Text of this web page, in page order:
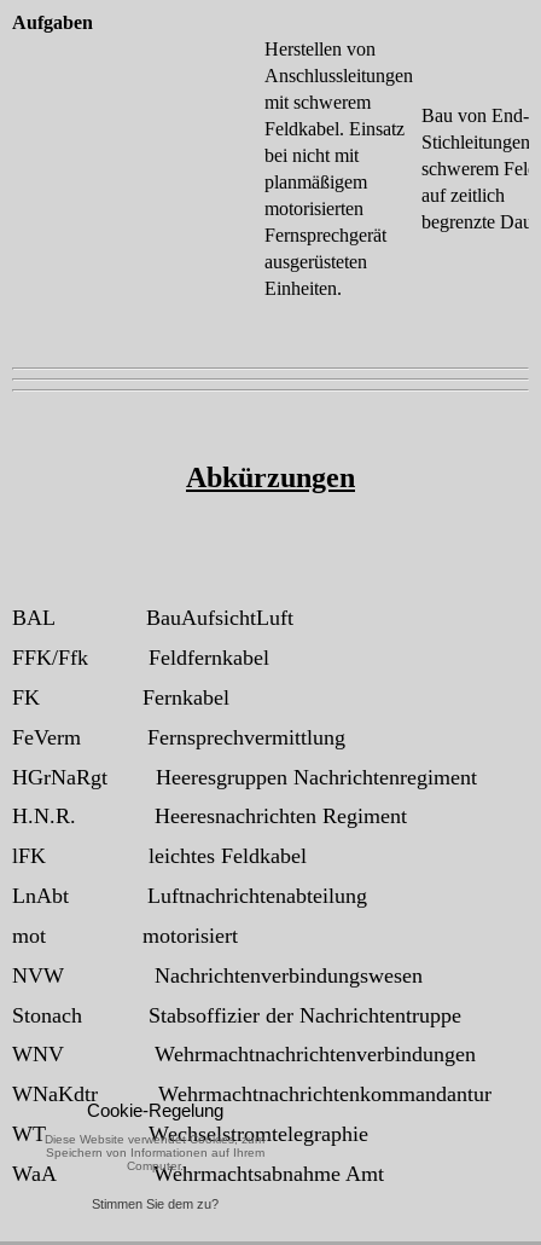
Aufgaben
Herstellen von
Anschlussleitungen
mit schwerem
Feldkabel. Einsatz
bei nicht mit
planmäßigem
motorisierten
Fernsprechgerät
ausgerüsteten
Einheiten.
Bau von End-
Stichleitungen
schwerem
auf zeitlich
begrenzte
Abkürzungen
BAL
BauAufsichtLuft
FFK/Ffk
Feldfernkabel
FK
Fernkabel
FeVerm
Fernsprechvermittlung
HGrNaRgt
Heeresgruppen Nachrichtenregiment
H.N.R.
Heeresnachrichten Regiment
lFK
leichtes Feldkabel
LnAbt
Luftnachrichtenabteilung
mot
motorisiert
NVW
Nachrichtenverbindungswesen
Stonach
Stabsoffizier der Nachrichtentruppe
WNV
Wehrmachtnachrichtenverbindungen
WNaKdtr
Wehrmachtnachrichtenkommandantur
WT
Wechselstromtelegraphie
WaA
Wehrmachtsabnahme Amt
Cookie-Regelung
Diese Website verwendet Cookies, zum
Speichern von Informationen auf Ihrem
Computer.
Stimmen Sie dem zu?